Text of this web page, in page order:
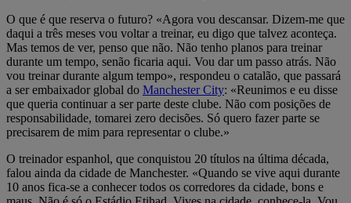
O que é que reserva o futuro? «Agora vou descansar. Dizem-me que
daqui a três meses vou voltar a treinar, eu digo que talvez aconteça.
Mas temos de ver, penso que não. Não tenho planos para treinar
durante um tempo, senão ficaria aqui. Vou dar um passo atrás. Não
vou treinar durante algum tempo», respondeu o catalão, que passará
a ser embaixador global do Manchester City: «Reunimos e eu disse
que queria continuar a ser parte deste clube. Não com posições de
responsabilidade, tomarei zero decisões. Só quero fazer parte se
precisarem de mim para representar o clube.»
O treinador espanhol, que conquistou 20 títulos na última década,
falou ainda da cidade de Manchester. «Quando se vive aqui durante
10 anos fica-se a conhecer todos os corredores da cidade, bons e